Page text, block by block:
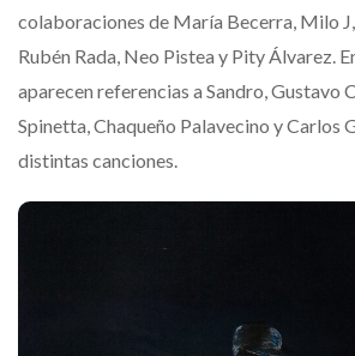
colaboraciones de María Becerra, Milo
Rubén Rada, Neo Pistea y Pity Álvarez.
aparecen referencias a Sandro, Gustavo
Spinetta, Chaqueño Palavecino y Carlos
distintas canciones.